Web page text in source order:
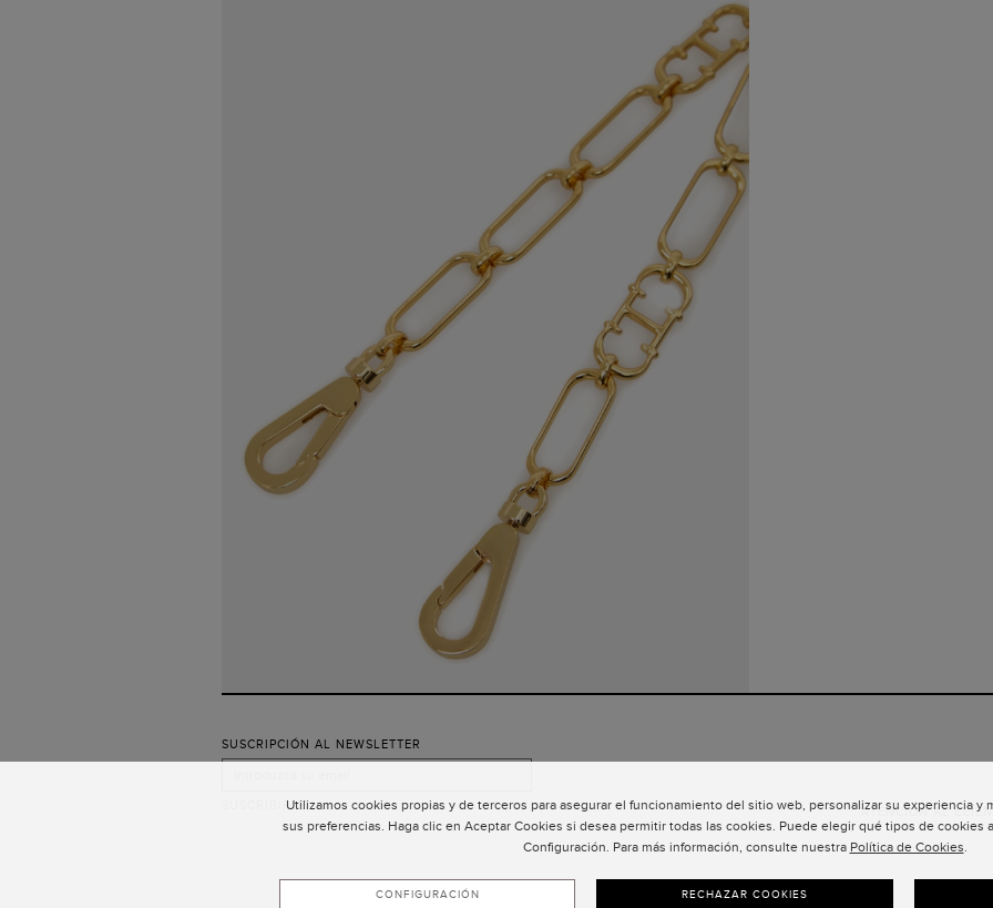
Utilizamos cookies propias y de terceros para asegurar el funcionamiento del sitio web, personalizar su experiencia y
sus preferencias. Haga clic en Aceptar Cookies si desea permitir todas las cookies. Puede elegir qué tipos de cookies
Configuración. Para más información, consulte nuestra Política de Cookies.
CONFIGURACIÓN RECHAZAR COOKIES
ATENCIÓN AL
SUSCRIPCIÓN AL NEWSLETTER
SUSCRIBIRSE